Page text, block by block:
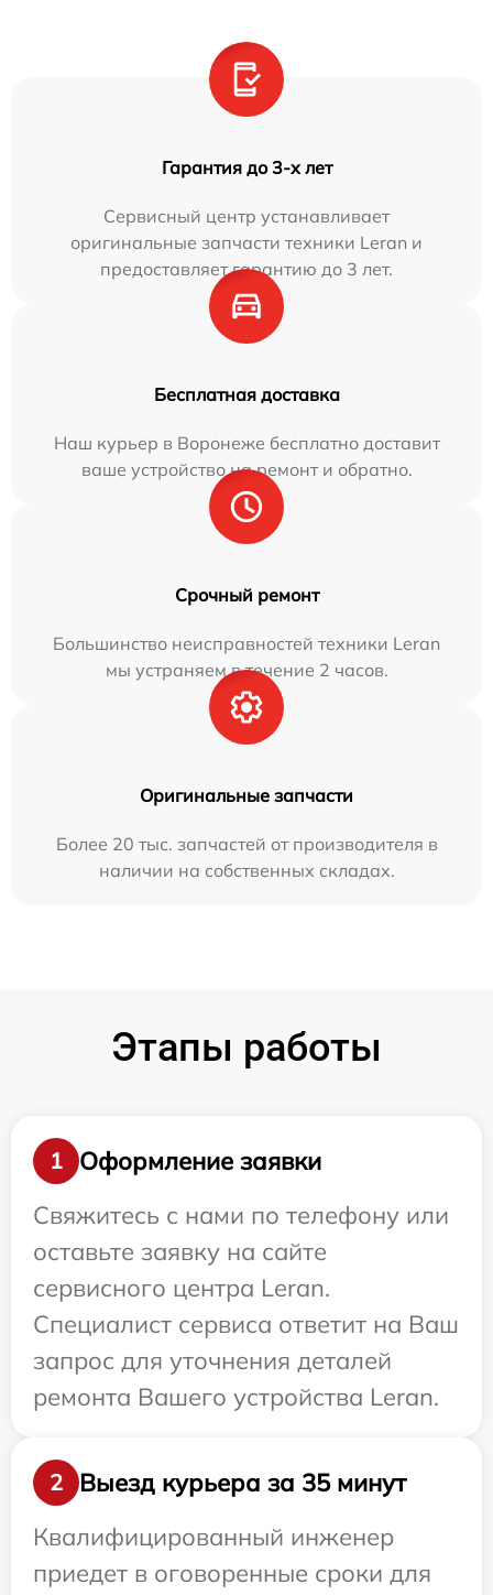
Гарантия до 3-х лет
Сервисный центр устанавливает
оригинальные запчасти техники Leran и
предоставляет гарантию до 3 лет.
Бесплатная доставка
Наш курьер в Воронеже бесплатно доставит
ваше устройство на ремонт и обратно.
Срочный ремонт
Большинство неисправностей техники Leran
мы устраняем в течение 2 часов.
Оригинальные запчасти
Более 20 тыс. запчастей от производителя в
наличии на собственных складах.
Этапы работы
1
Оформление заявки
Свяжитесь с нами по телефону или
оставьте заявку на сайте
сервисного центра Leran.
Специалист сервиса ответит на Ваш
запрос для уточнения деталей
ремонта Вашего устройства Leran.
2
Выезд курьера за 35 минут
Квалифицированный инженер
приедет в оговоренные сроки для